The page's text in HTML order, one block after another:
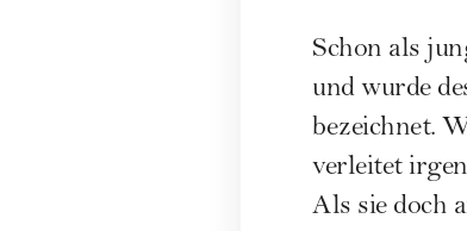
Schon als
und wurde
bezeichnet.
verleitet
Als sie doch